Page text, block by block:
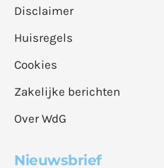
Disclaimer
Huisregels
Cookies
Zakelijke berichten
Over WdG
Nieuwsbrief